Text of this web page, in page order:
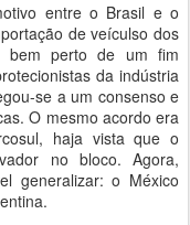
entre o Brasil e o
de veículso dos
bem perto de um fim
da indústria
se a um consenso e
O mesmo acordo era
haja vista que o
no bloco. Agora,
generalizar: o México